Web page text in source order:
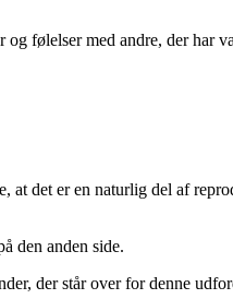
følelser med andre, der har
det er en naturlig del af
den anden side.
der står over for denne